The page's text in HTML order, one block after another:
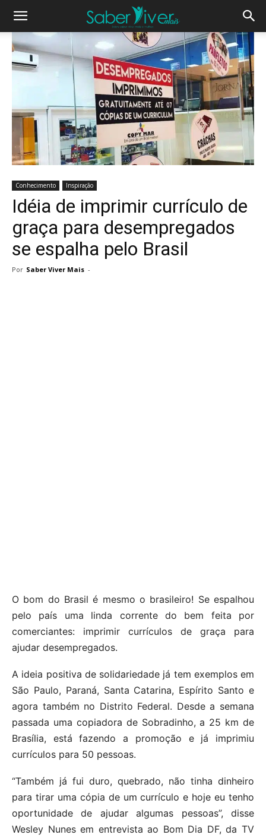
Conhecimento Inspiração
Idéia de imprimir currículo de
graça para desempregados
se espalha pelo Brasil
Por Saber Viver Mais -
O bom do Brasil é mesmo o brasileiro! Se espalhou
pelo país uma linda corrente do bem feita por
comerciantes: imprimir currículos de graça para
ajudar desempregados.
A ideia positiva de solidariedade já tem exemplos em
São Paulo, Paraná, Santa Catarina, Espírito Santo e
agora também no Distrito Federal. Desde a semana
passada uma copiadora de Sobradinho, a 25 km de
Brasília, está fazendo a promoção e já imprimiu
currículos para 50 pessoas.
“Também já fui duro, quebrado, não tinha dinheiro
para tirar uma cópia de um currículo e hoje eu tenho
oportunidade de ajudar algumas pessoas”, disse
Wesley Nunes em entrevista ao Bom Dia DF, da TV